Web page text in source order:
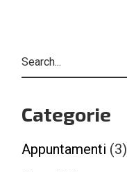
Search
Categorie
Appuntamenti (3)